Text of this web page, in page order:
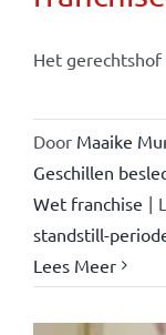
Het gerechtshof
Door Maaike
Geschillen
Wet franchise |
standstill-
Lees Meer